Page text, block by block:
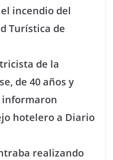
incendio del
Turística de
de la
de 40 años y
informaron
hotelero a Diario
realizando